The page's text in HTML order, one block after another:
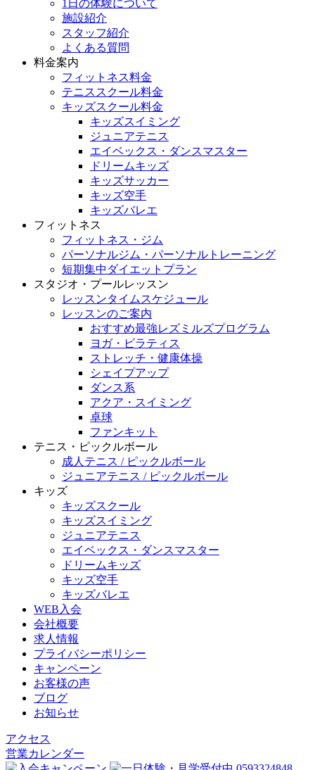
1日の体験について
施設紹介
スタッフ紹介
よくある質問
料金案内
フィットネス料金
テニススクール料金
キッズスクール料金
キッズスイミング
ジュニアテニス
エイベックス・ダンスマスター
ドリームキッズ
キッズサッカー
キッズ空手
キッズバレエ
フィットネス
フィットネス・ジム
パーソナルジム・パーソナルトレーニング
短期集中ダイエットプラン
スタジオ・プールレッスン
レッスンタイムスケジュール
レッスンのご案内
おすすめ最強レズミルズプログラム
ヨガ・ピラティス
ストレッチ・健康体操
シェイプアップ
ダンス系
アクア・スイミング
卓球
ファンキット
テニス・ピックルボール
成人テニス / ピックルボール
ジュニアテニス / ピックルボール
キッズ
キッズスクール
キッズスイミング
ジュニアテニス
エイベックス・ダンスマスター
ドリームキッズ
キッズ空手
キッズバレエ
WEB入会
会社概要
求人情報
プライバシーポリシー
キャンペーン
お客様の声
ブログ
お知らせ
アクセス
営業カレンダー